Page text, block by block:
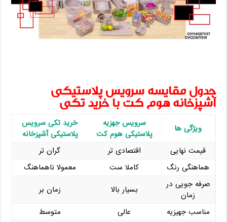
جدول مقایسه سرویس پلاستیکی
آشپزخانه هوم کت با خرید تکی
ویژگی ‌ها
سرویس جهزیه
پلاستیکی هوم کت
خرید تکی سرویس
پلاستیکی آشپزخانه
قیمت نهایی
اقتصادی ‌تر
گران ‌تر
هماهنگی رنگ
کاملا ست
معمولا ناهماهنگ
صرفه ‌جویی در
زمان
بسیار بالا
زمان‌ بر
مناسب جهیزیه
عالی
متوسط